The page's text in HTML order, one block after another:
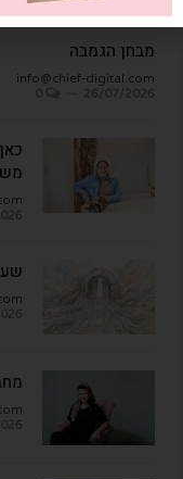
מבחן הגמבה
info@chief-digital.com